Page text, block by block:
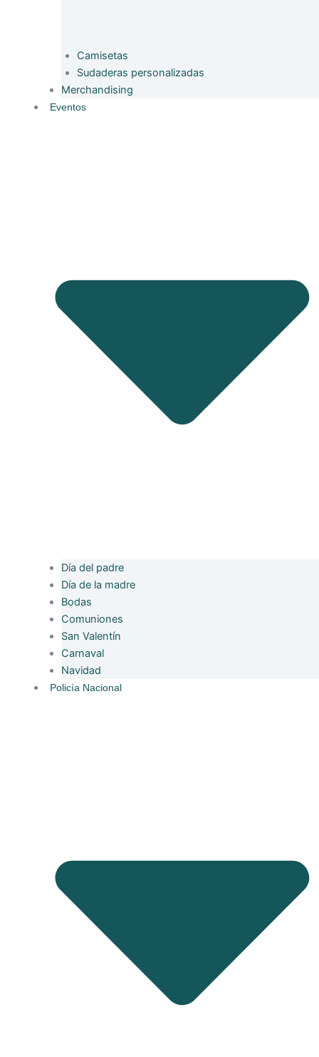
Camisetas
Sudaderas personalizadas
Merchandising
Eventos
Día del padre
Día de la madre
Bodas
Comuniones
San Valentín
Carnaval
Navidad
Policía Nacional